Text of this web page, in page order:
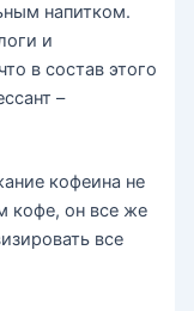
напитком.
и
в состав этого
–
кофеина не
кофе, он все же
все